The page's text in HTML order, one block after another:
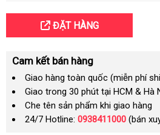
ĐẶT HÀNG
Cam kết bán hàng
Giao hàng toàn quốc (miễn phí
Giao trong 30 phút tại HCM & Hà
Che tên sản phẩm khi giao hàng
24/7 Hotline: 0938411000 (bán